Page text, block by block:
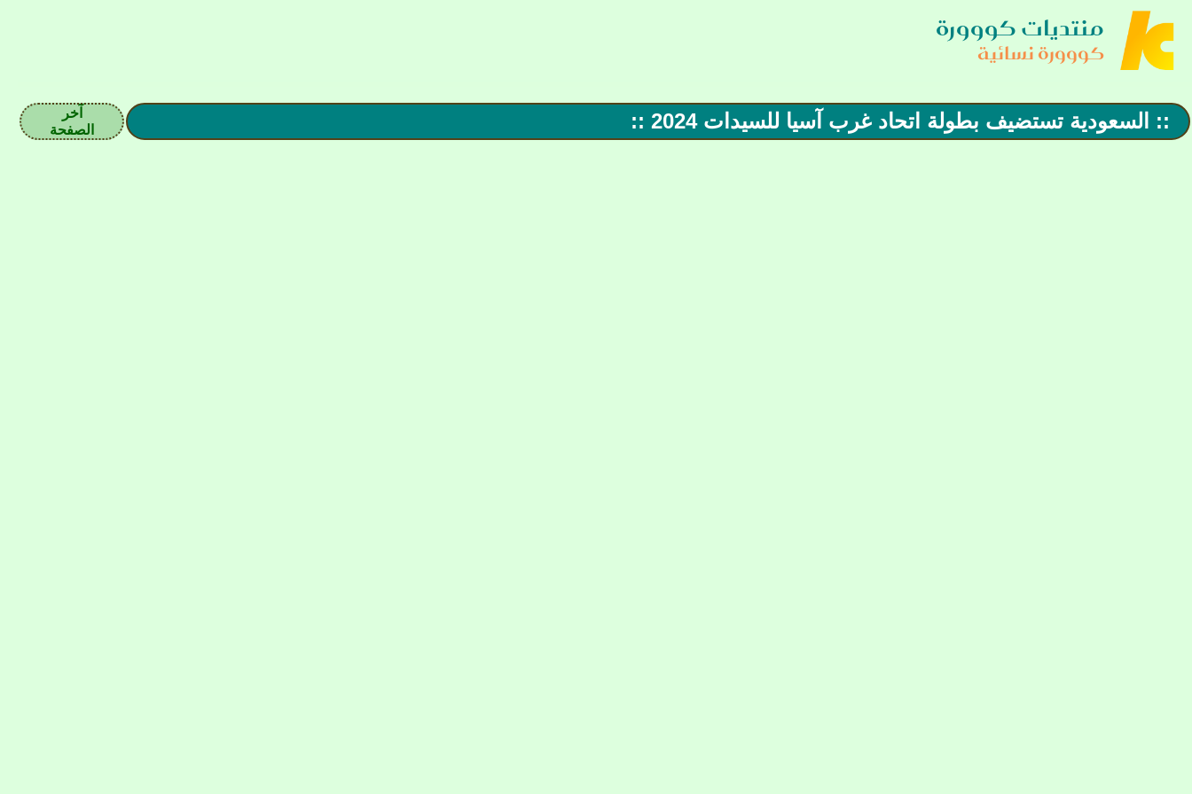
منتديات كووورة
كووورة نسائية
:: السعودية تستضيف بطولة اتحاد غرب آسيا للسيدات 2024 ::
آخر
الصفحة